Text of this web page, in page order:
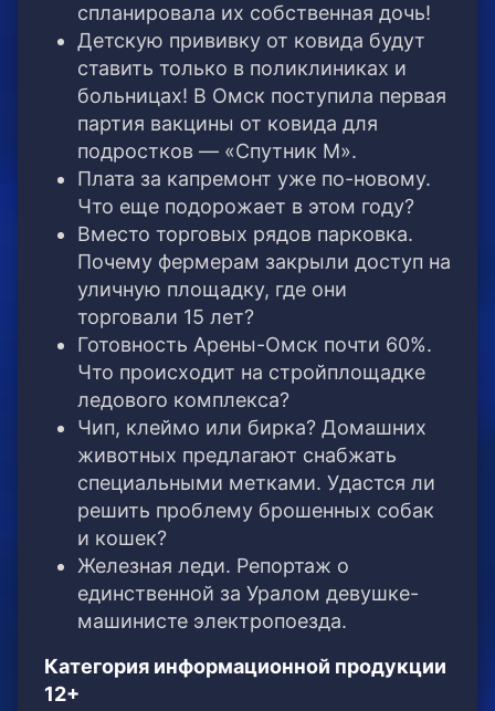
спланировала их собственная дочь!
Детскую прививку от ковида будут
ставить только в поликлиниках и
больницах! В Омск поступила первая
партия вакцины от ковида для
подростков — «Спутник М».
Плата за капремонт уже по-новому.
Что еще подорожает в этом году?
Вместо торговых рядов парковка.
Почему фермерам закрыли доступ на
уличную площадку, где они
торговали 15 лет?
Готовность Арены-Омск почти 60%.
Что происходит на стройплощадке
ледового комплекса?
Чип, клеймо или бирка? Домашних
животных предлагают снабжать
специальными метками. Удастся ли
решить проблему брошенных собак
и кошек?
Железная леди. Репортаж о
единственной за Уралом девушке-
машинисте электропоезда.
Категория информационной продукции
12+